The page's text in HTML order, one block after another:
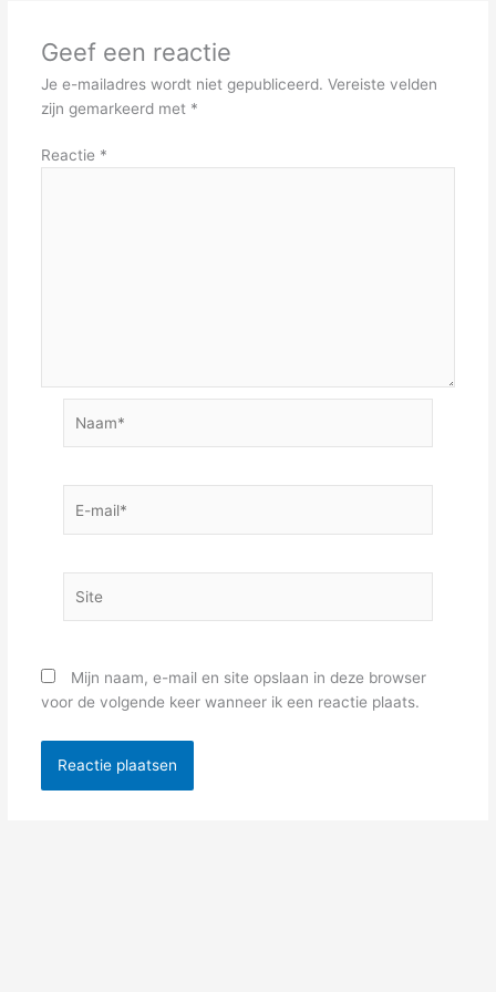
Geef een reactie
Je e-mailadres wordt niet gepubliceerd. Vereiste velden
zijn gemarkeerd met *
Reactie *
mail*
Mijn naam, e-mail en site opslaan in deze browser
voor de volgende keer wanneer ik een reactie plaats.